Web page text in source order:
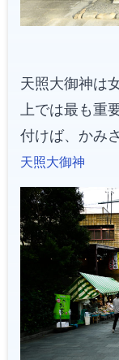
天照大御神は
上では最も重
付けば、かみ
天照大御神